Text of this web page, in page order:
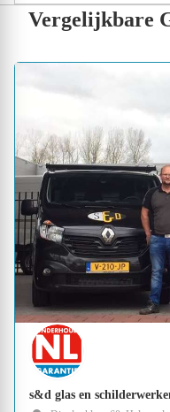
Vergelijkbare
s&d glas en